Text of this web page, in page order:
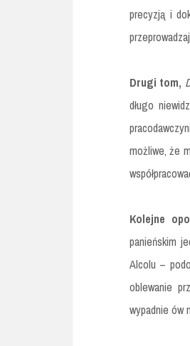
precyzją i
Drugi tom,
długo
możliwe, że
Kolejne
panieńskim
Alcolu –
oblewanie
wypadnie ów